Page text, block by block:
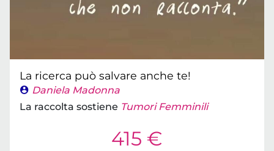
La ricerca può salvare anche te!
Daniela Madonna
La raccolta sostiene Tumori Femminili
415 €